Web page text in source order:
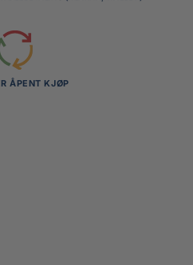
ÅPENT KJØP